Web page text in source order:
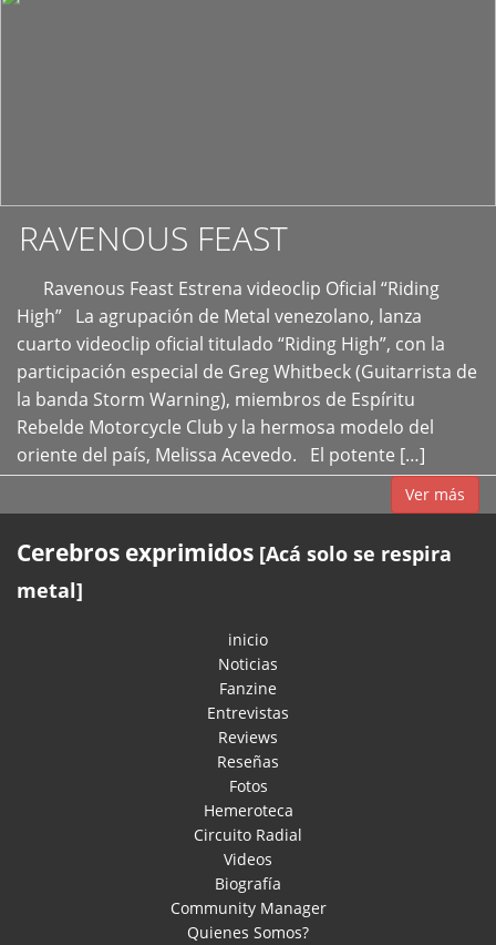
RAVENOUS FEAST
Ravenous Feast Estrena videoclip Oficial “Riding
High” La agrupación de Metal venezolano, lanza
cuarto videoclip oficial titulado “Riding High”, con la
participación especial de Greg Whitbeck (Guitarrista de
la banda Storm Warning), miembros de Espíritu
Rebelde Motorcycle Club y la hermosa modelo del
oriente del país, Melissa Acevedo. El potente […]
Ver más
Cerebros exprimidos [Acá solo se respira
metal]
inicio
Noticias
Fanzine
Entrevistas
Reviews
Reseñas
Fotos
Hemeroteca
Circuito Radial
Videos
Biografía
Community Manager
Quienes Somos?